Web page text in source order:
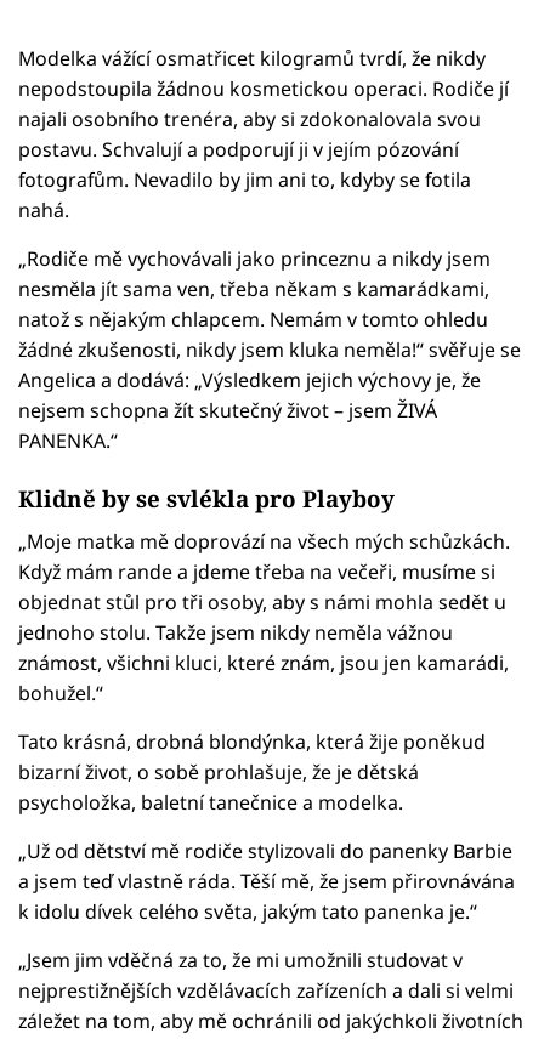
Modelka vážící osmatřicet kilogramů tvrdí, že nikdy
nepodstoupila žádnou kosmetickou operaci. Rodiče jí
najali osobního trenéra, aby si zdokonalovala svou
postavu. Schvalují a podporují ji v jejím pózování
fotografům. Nevadilo by jim ani to, kdyby se fotila
nahá.
„Rodiče mě vychovávali jako princeznu a nikdy jsem
nesměla jít sama ven, třeba někam s kamarádkami,
natož s nějakým chlapcem. Nemám v tomto ohledu
žádné zkušenosti, nikdy jsem kluka neměla!“ svěřuje se
Angelica a dodává: „Výsledkem jejich výchovy je, že
nejsem schopna žít skutečný život – jsem ŽIVÁ
PANENKA.“
Klidně by se svlékla pro Playboy
„Moje matka mě doprovází na všech mých schůzkách.
Když mám rande a jdeme třeba na večeři, musíme si
objednat stůl pro tři osoby, aby s námi mohla sedět u
jednoho stolu. Takže jsem nikdy neměla vážnou
známost, všichni kluci, které znám, jsou jen kamarádi,
bohužel.“
Tato krásná, drobná blondýnka, která žije poněkud
bizarní život, o sobě prohlašuje, že je dětská
psycholožka, baletní tanečnice a modelka.
„Už od dětství mě rodiče stylizovali do panenky Barbie
a jsem teď vlastně ráda. Těší mě, že jsem přirovnávána
k idolu dívek celého světa, jakým tato panenka je.“
„Jsem jim vděčná za to, že mi umožnili studovat v
nejprestižnějších vzdělávacích zařízeních a dali si velmi
záležet na tom, aby mě ochránili od jakýchkoli životních